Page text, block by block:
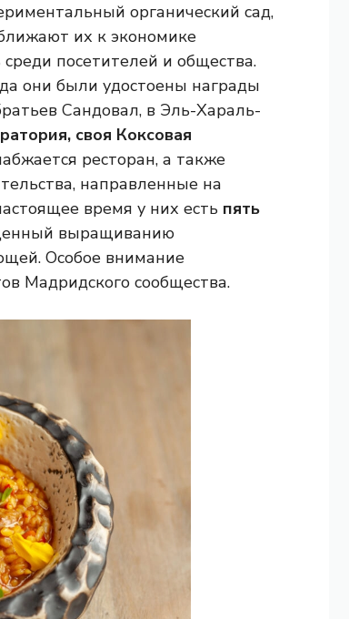
органический сад,
их к экономике
посетителей и общества.
они были удостоены награды
Сандовал, в Эль-Хараль-
своя Коксовая
ресторан, а также
направленные на
время у них есть пять
выращиванию
Особое внимание
Мадридского сообщества.